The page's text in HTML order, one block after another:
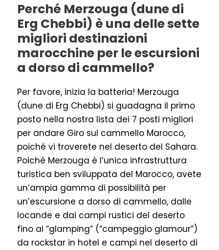
Perché Merzouga (dune di
Erg Chebbi) è una delle sette
migliori destinazioni
marocchine per le escursioni
a dorso di cammello?
Per favore, inizia la batteria! Merzouga
(dune di Erg Chebbi) si guadagna il primo
posto nella nostra lista dei 7 posti migliori
per andare Giro sul cammello Marocco,
poiché vi troverete nel deserto del Sahara.
Poiché Merzouga è l’unica infrastruttura
turistica ben sviluppata del Marocco, avete
un’ampia gamma di possibilità per
un’escursione a dorso di cammello, dalle
locande e dai campi rustici del deserto
fino al “glamping” (“campeggio glamour”)
da rockstar in hotel e campi nel deserto di